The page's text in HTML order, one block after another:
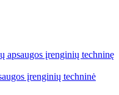
apsaugos įrenginių techninę
įrenginių techninė